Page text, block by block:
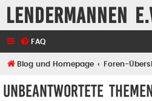
Lendermannen
FAQ
Blog und Homepage Foren-
Unbeantwortete